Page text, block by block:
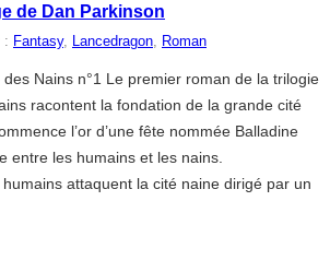
de Dan Parkinson
: Fantasy, Lancedragon, Roman
Nains n°1 Le premier roman de la trilogie
racontent la fondation de la grande cité
l’or d’une fête nommée Balladine
entre les humains et les nains.
attaquent la cité naine dirigé par un